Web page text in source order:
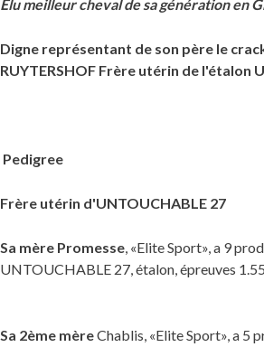
Elu meilleur cheval de sa génération en
Digne représentant de son père le
RUYTERSHOF Frère utérin de l'étalon
Pedigree
Frère utérin d'UNTOUCHABLE 27
Sa mère Promesse, «Elite Sport», a 9
UNTOUCHABLE 27, étalon, épreuves
Sa 2ème mèreChablis, «Elite Sport», a 5